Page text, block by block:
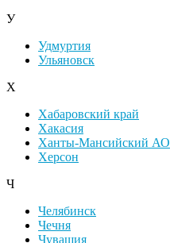
У
Удмуртия
Ульяновск
Х
Хабаровский край
Хакасия
Ханты-Мансийский АО
Херсон
Ч
Челябинск
Чечня
Чувашия